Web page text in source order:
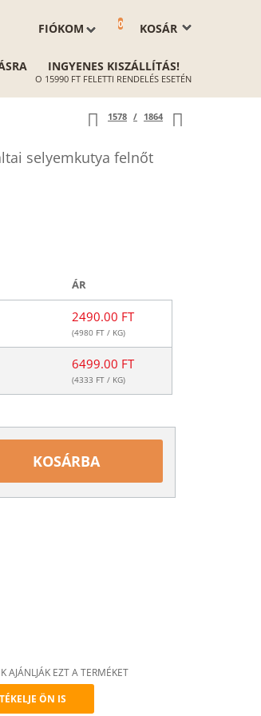
KOSÁR
0
FIÓKOM
INGYENES KISZÁLLÍTÁS!
O 15990 FT FELETTI RENDELÉS ESETÉN
1578 / 1864
selyemkutya felnőt
ÁR
2490.00 FT
(4980FT / KG)
6499.00 FT
(4333 FT / KG)
KOSÁRBA
AJÁNLJÁK EZT A TERMÉKET
ÖN IS